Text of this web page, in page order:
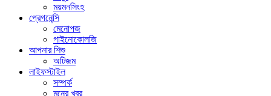
ময়মনসিংহ
প্রেগনেন্সি
মেনোপজ
গাইনোকোলজি
আপনার শিশু
অটিজম
লাইফস্টাইল
সম্পর্ক
মনের খবর